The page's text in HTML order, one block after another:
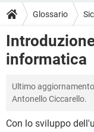
INTRATTENIMENTO
iOS
INSTAGRAM
HARDWARE
GUIDE
COVID-19
INTRATTENIMENTO
INSTAGRAM
HARDWARE
DOWNLOAD
COVID-19
iOS
INSTAGRAM
FORUM
COVID-19
iOS
GLOSSARIO
COVID-19
Glossario
informatica
Ultimo aggiornamento
Antonello Ciccarello.
Con lo sviluppo